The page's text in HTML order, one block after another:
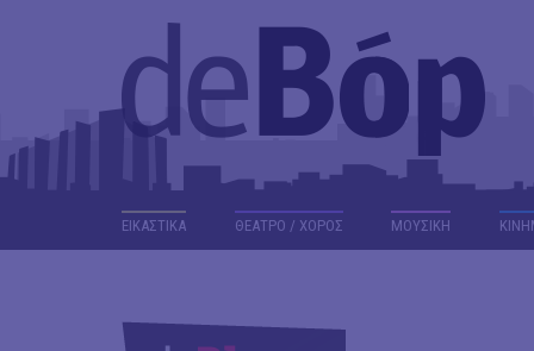
ΕΙΚΑΣΤΙΚΑ ΘΕΑΤΡΟ / ΧΟΡΟΣ ΜΟΥΣΙΚΗ